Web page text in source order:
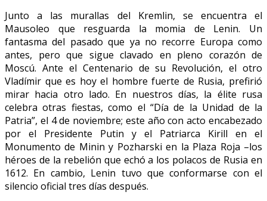
Junto a las murallas del Kremlin, se encuentra el
Mausoleo que resguarda la momia de Lenin. Un
fantasma del pasado que ya no recorre Europa como
antes, pero que sigue clavado en pleno corazón de
Moscú. Ante el Centenario de su Revolución, el otro
Vladímir que es hoy el hombre fuerte de Rusia, prefirió
mirar hacia otro lado. En nuestros días, la élite rusa
celebra otras fiestas, como el “Día de la Unidad de la
Patria”, el 4 de noviembre; este año con acto encabezado
por el Presidente Putin y el Patriarca Kirill en el
Monumento de Minin y Pozharski en la Plaza Roja –los
héroes de la rebelión que echó a los polacos de Rusia en
1612. En cambio, Lenin tuvo que conformarse con el
silencio oficial tres días después.